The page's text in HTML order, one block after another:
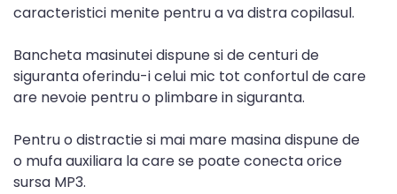
caracteristici menite pentru a va distra copilasul.
Bancheta masinutei dispune si de centuri de
siguranta oferindu-i celui mic tot confortul de care
are nevoie pentru o plimbare in siguranta.
Pentru o distractie si mai mare masina dispune de
o mufa auxiliara la care se poate conecta orice
sursa MP3.